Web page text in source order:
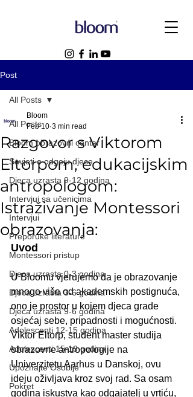
Post
All Posts
Bloom obrazovni centar
Savjeti o odgoju djece
Djeca uzrasta 9-12 godina
Intervjui sa učenicima
Intervjui
Preporuke literature
Montessori pristup
Djeca uzrasta 0-3 godina
Djeca uzrasta 3-6 godina
Djeca uzrasta 9-6 godina
Adolescenti 12-15 godina
Adolescenti 15-19 godina
Upoznajte Osoblje
Pokret
All Posts
Razgovor s Viktorom
Eltorpom, edukacijskim
antropologom:
Istraživanje Montessori
obrazovanja:
Bloom
Feb 10 3 min read
Uvod
U Bloomu vjerujemo da je obrazovanje
mnogo više od akademskih postignuća,
ono je prostor u kojem djeca grade
osjećaj sebe, pripadnosti i mogućnosti.
Viktor Eltorp, student master studija
obrazovne antropologije na
Univerzitetu Aarhus u Danskoj, ovu
ideju oživljava kroz svoj rad. Sa osam
godina iskustva kao odgajatelj u vrtiću,